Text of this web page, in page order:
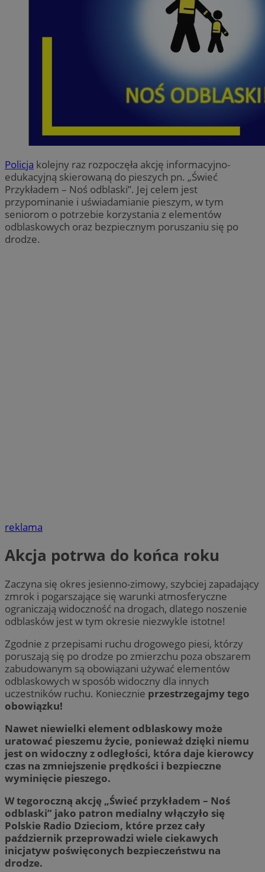
Policja kolejny raz rozpoczęła akcję informacyjno-
edukacyjną skierowaną do pieszych pn. „Świeć
Przykładem – Noś odblaski”. Jej celem jest
przypominanie i uświadamianie pieszym, w tym
seniorom o potrzebie korzystania z elementów
odblaskowych oraz bezpiecznym poruszaniu się po
drodze.
reklama
Akcja potrwa do końca roku
Zaczyna się okres jesienno-zimowy, szybciej zapadający
zmrok i pogarszające się warunki atmosferyczne
ograniczają widoczność na drogach, dlatego noszenie
odblasków jest w tym okresie niezwykle istotne!
Zgodnie z przepisami ruchu drogowego piesi, którzy
poruszają się po drodze po zmierzchu poza obszarem
zabudowanym są obowiązani używać elementów
odblaskowych w sposób widoczny dla innych
uczestników ruchu. Koniecznie przestrzegajmy tego
obowiązku!
Nawet niewielki element odblaskowy może
uratować pieszemu życie, ponieważ dzięki niemu
jest on widoczny z odległości, która daje kierowcy
czas na zmniejszenie prędkości i bezpieczne
wyminięcie pieszego.
W tegoroczną akcję „Świeć przykładem – Noś
odblaski” jako patron medialny włączyło się
Polskie Radio Dzieciom, które przez cały
październik przeprowadzi wiele ciekawych
inicjatyw poświęconych bezpieczeństwu na
drodze.